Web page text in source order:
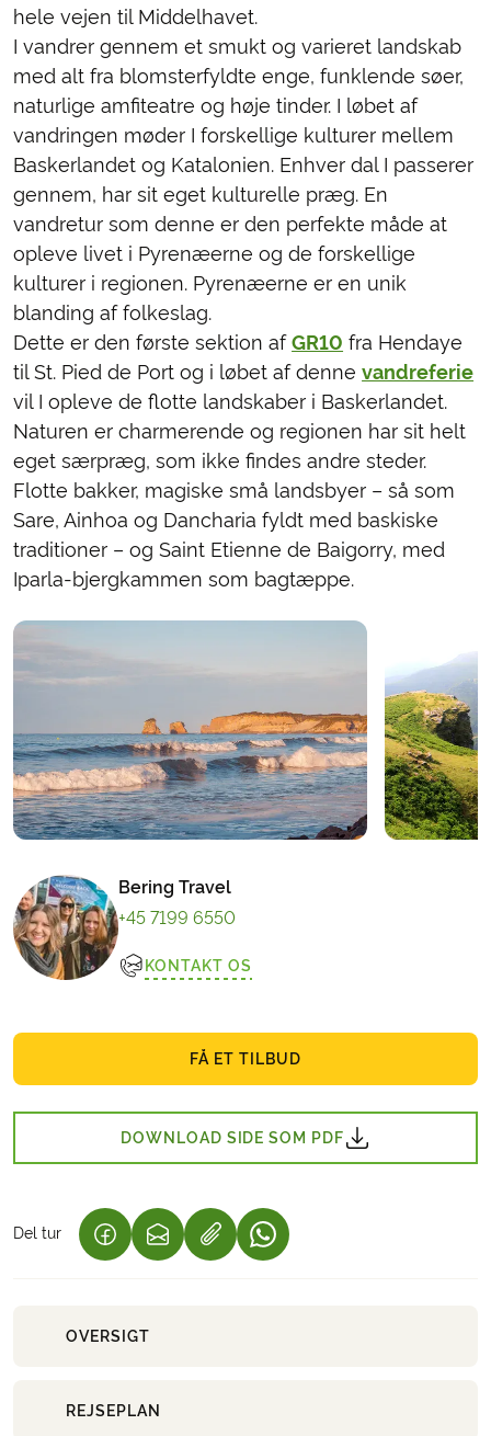
hele vejen til Middelhavet.
I vandrer gennem et smukt og varieret landskab
med alt fra blomsterfyldte enge, funklende søer,
naturlige amfiteatre og høje tinder. I løbet af
vandringen møder I forskellige kulturer mellem
Baskerlandet og Katalonien. Enhver dal I passerer
gennem, har sit eget kulturelle præg. En
vandretur som denne er den perfekte måde at
opleve livet i Pyrenæerne og de forskellige
kulturer i regionen. Pyrenæerne er en unik
blanding af folkeslag.
Dette er den første sektion afGR10 fra Hendaye
til St. Pied de Port og i løbet af dennevandreferie
vil I opleve de flotte landskaber i Baskerlandet.
Naturen er charmerende og regionen har sit helt
eget særpræg, som ikke findes andre steder.
Flotte bakker, magiske små landsbyer – så som
Sare, Ainhoa og Dancharia fyldt med baskiske
traditioner – og Saint Etienne de Baigorry, med
Iparla-bjergkammen som bagtæppe.
Bering Travel
+45 7199 6550
KONTAKT OS
FÅ ET TILBUD
DOWNLOAD SIDE SOM PDF
Del tur (LINK ÅBNER I NY FANE)
(LINK ÅBNER I NY FANE)(LINK ÅBNER I NY FANE)
OVERSIGT
REJSEPLAN